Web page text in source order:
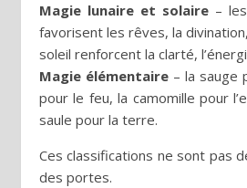
Magie lunaire et solaire –
favorisent les rêves, la
soleil renforcent la clarté,
Magie élémentaire – la sauge
pour le feu, la camomille pour
saule pour la terre.
Ces classifications ne sont pas
des portes.